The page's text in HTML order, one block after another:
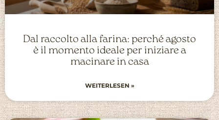
Dal raccolto alla farina: perché agosto
è il momento ideale per iniziare a
macinare in casa
WEITERLESEN »